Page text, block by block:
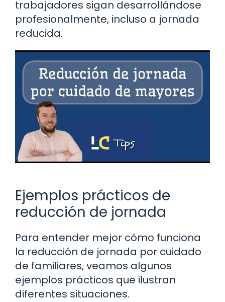
trabajadores sigan desarrollándose
profesionalmente, incluso a jornada
reducida.
Ejemplos prácticos de
reducción de jornada
Para entender mejor cómo funciona
la reducción de jornada por cuidado
de familiares, veamos algunos
ejemplos prácticos que ilustran
diferentes situaciones.